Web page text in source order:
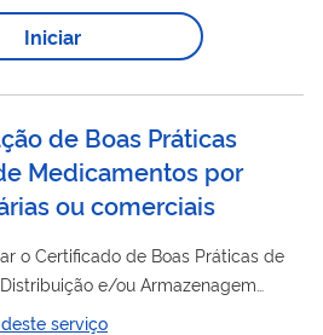
Iniciar
de Boas Práticas
Medicamentos por
ou comerciais
o Certificado de Boas Práticas de
e/ou Armazenagem
trabalham com Medicamentos. A
serviço